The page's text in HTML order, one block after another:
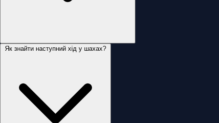
Як знайти наступний хід у шахах?